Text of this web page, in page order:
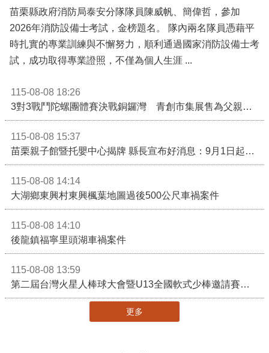
苗栗縣政府消防局泰安分隊隊員陳威帆、簡偉哲，參加
2026年消防設備士考試，金榜題名。 隊內兩名隊員憑藉平
時扎實的專業訓練與不懈努力，順利通過國家消防設備士考
試，成功取得專業證照，不僅為個人生涯 ...
115-08-08 18:26
3對3戰鬥陀螺團體賽決戰銅鑼灣 青創市集展售為父親節增添繽紛
115-08-08 15:37
苗栗親子館暨托嬰中心揭牌 縣長宣布好消息：9月1日起調降臨時托嬰費用
115-08-08 14:14
大湖鄉東興村東興楓葉地圖過後500公尺車禍案件
115-08-08 14:10
後龍鎮福寧里頭湖車禍案件
115-08-08 13:59
第二屆台灣火星人棒球大會暨U13全國軟式少棒邀請賽在苗栗舉辦
更多